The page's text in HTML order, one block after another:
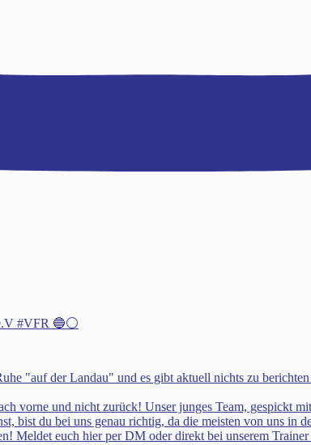
#VFR 🔵⚪️